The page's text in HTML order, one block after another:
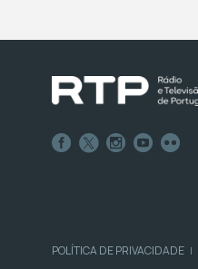
POLÍTICA DE PRIVACIDADE |